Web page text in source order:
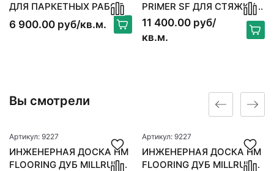
ДЛЯ ПАРКЕТНЫХ РАБОТ
6 900.00 руб/кв.м.
PRIMER SF ДЛЯ СТЯЖКИ 6
КГ
11 400.00 руб/
кв.м.
Вы смотрели
Артикул: 9227
ИНЖЕНЕРНАЯ ДОСКА HM
FLOORING ДУБ MILLRUN
Артикул: 9227
ИНЖЕНЕРНАЯ ДОСКА HM
FLOORING ДУБ MILLRUN